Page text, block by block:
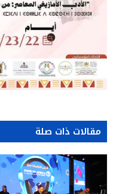
مقالات ذات صلة